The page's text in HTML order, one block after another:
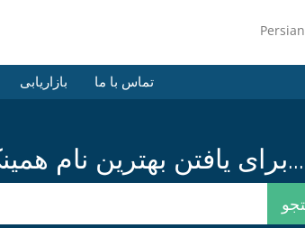
Persian
بازاریابی تماس با ما
برای یافتن بهترین نام همینک جستجو کنید...